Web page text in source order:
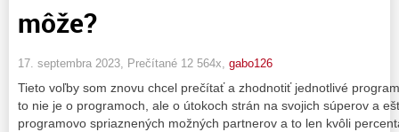
môže?
17. septembra 2023, Prečítané 12 564x, gabo126
Tieto voľby som znovu chcel prečítať a zhodnotiť jednotlivé
to nie je o programoch, ale o útokoch strán na svojich súperov a
programovo spriaznených možných partnerov a to len kvôli